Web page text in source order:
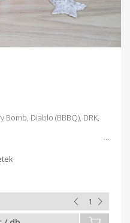
Diablo (BBBQ), DRK,